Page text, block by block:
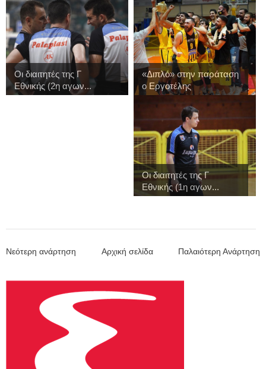
Οι διαιτητές της Γ
Εθνικής (2η αγων...
«Διπλό» στην παράταση
ο Εργοτέλης
Οι διαιτητές της Γ
Εθνικής (1η αγων...
Νεότερη ανάρτηση Παλαιότερη Ανάρτηση
Αρχική σελίδα